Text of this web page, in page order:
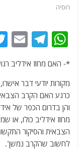
רוסיה
W
at
s
A
p
p
T
e
g
ra
m
E
l
*- האם מחוז אידליב
מקורות יודעי דבר
כרגע האם הקרב
והן בדרום הכפר של
מחוז אידליב כולו, או
הצבאית והסיקור
לחשוב שהקרב נמשך.